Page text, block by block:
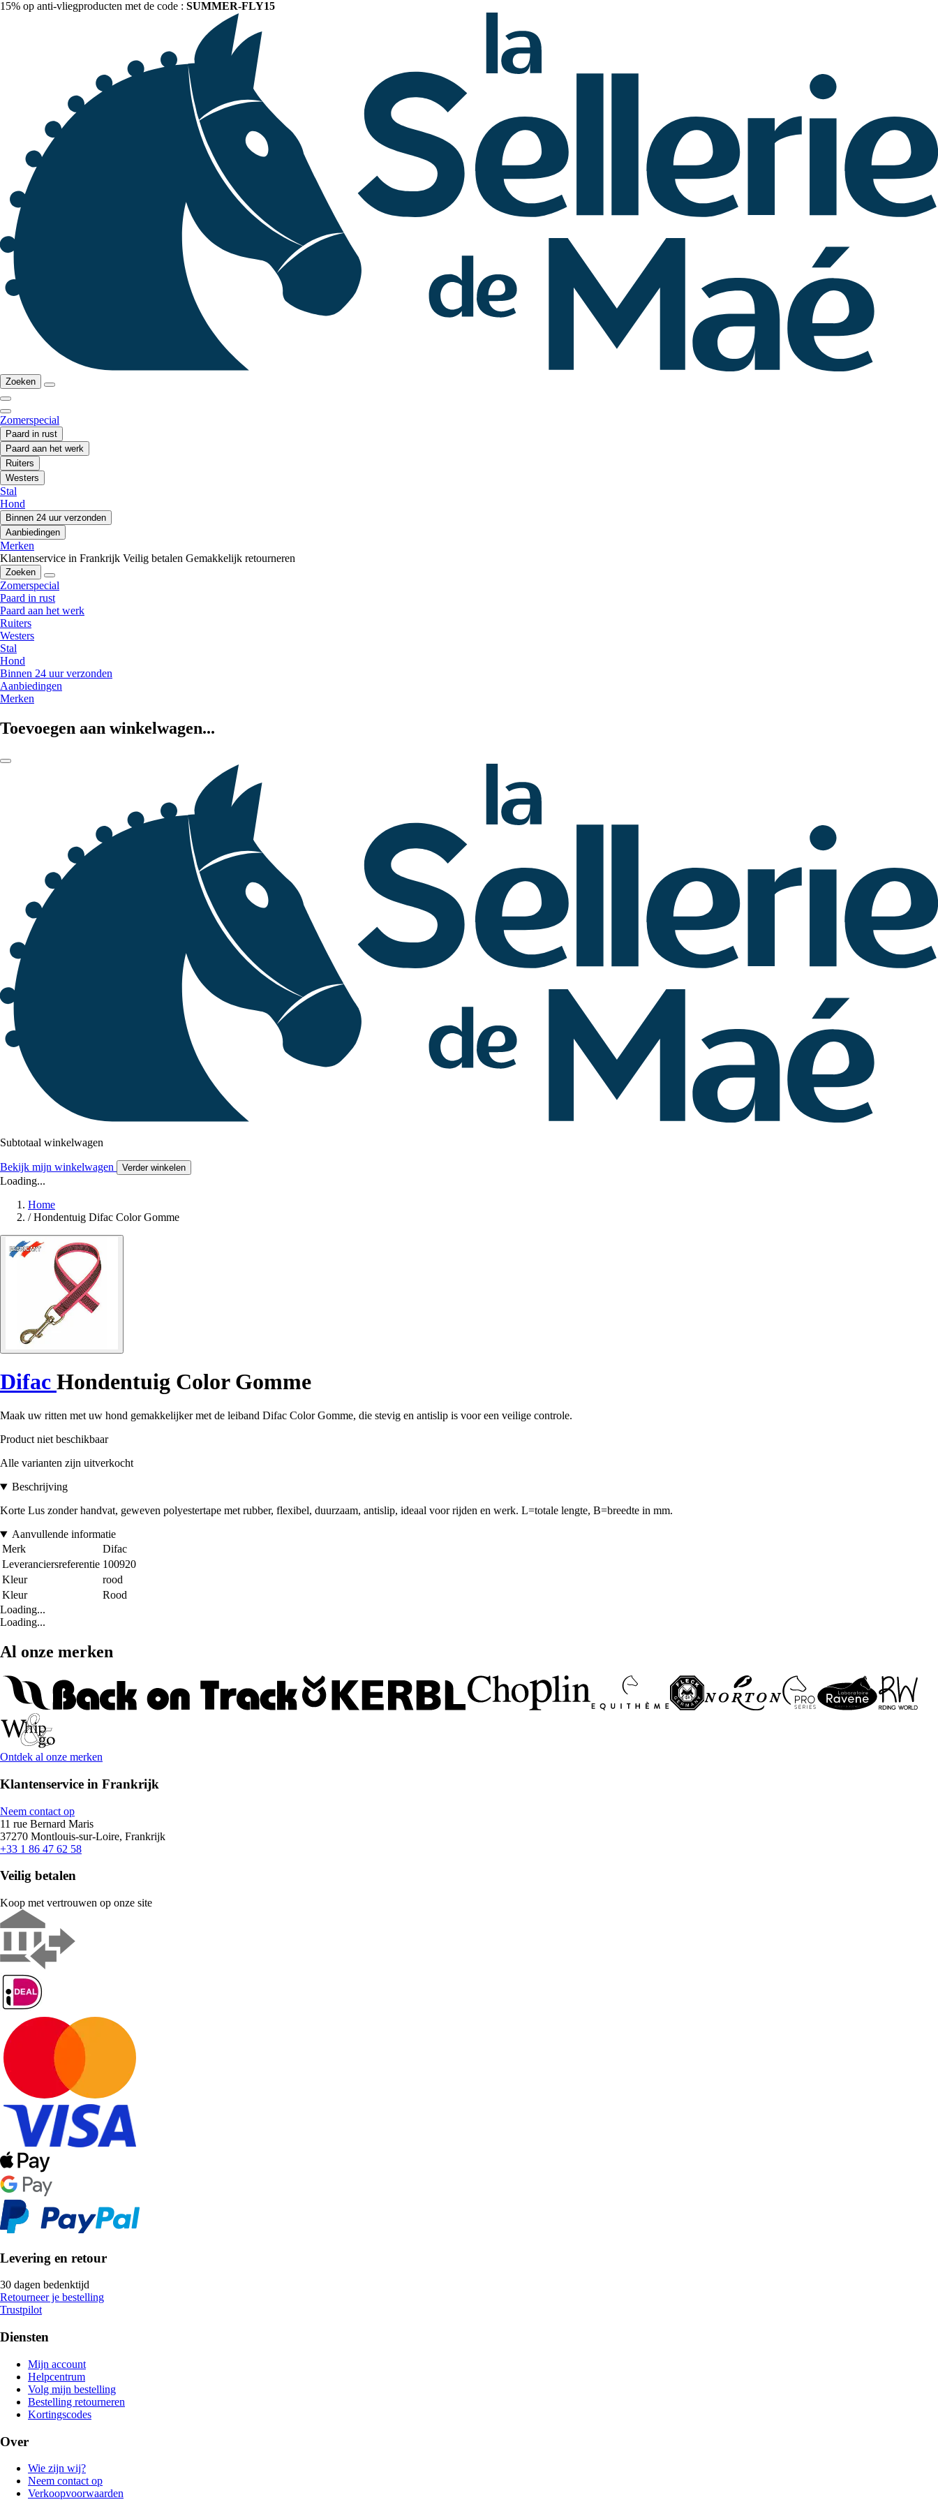
15% op anti-vliegproducten met de code : SUMMER-FLY15
Zoeken
Zomerspecial
Paard in rust
Paard aan het werk
Ruiters
Westers
Stal
Hond
Binnen 24 uur verzonden
Aanbiedingen
Merken
Klantenservice in Frankrijk Veilig betalen Gemakkelijk retourneren
Zoeken
Zomerspecial
Paard in rust
Paard aan het werk
Ruiters
Westers
Stal
Hond
Binnen 24 uur verzonden
Aanbiedingen
Merken
Toevoegen aan winkelwagen...
Subtotaal winkelwagen
Bekijk mijn winkelwagen Verder winkelen
Loading...
Home
/ Hondentuig Difac Color Gomme
Difac Hondentuig Color Gomme
Maak uw ritten met uw hond gemakkelijker met de leiband Difac Color Gomme, die stevig en antislip is voor een veilige controle.
Product niet beschikbaar
Alle varianten zijn uitverkocht
Beschrijving
Korte Lus zonder handvat, geweven polyestertape met rubber, flexibel, duurzaam, antislip, ideaal voor rijden en werk. L=totale lengte, B=breedte in mm.
Aanvullende informatie
Merk
Difac
Leveranciersreferentie 100920
Kleur
rood
Kleur
Rood
Loading...
Loading...
Al onze merken
Ontdek al onze merken
Klantenservice in Frankrijk
Neem contact op
11 rue Bernard Maris
37270 Montlouis-sur-Loire, Frankrijk
+33 1 86 47 62 58
Veilig betalen
Koop met vertrouwen op onze site
Levering en retour
30 dagen bedenktijd
Retourneer je bestelling
Trustpilot
Diensten
Mijn account
Helpcentrum
Volg mijn bestelling
Bestelling retourneren
Kortingscodes
Over
Wie zijn wij?
Neem contact op
Verkoopvoorwaarden